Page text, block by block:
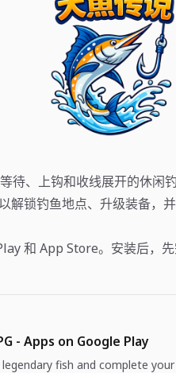
待、上钩和收线展开的休闲
锁钓鱼地点、升级装备，
和 App Store。安装后，
- Apps on Google Play
fish and complete your